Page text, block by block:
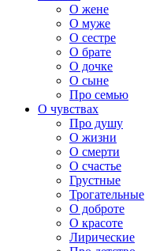
О жене
О муже
О сестре
О брате
О дочке
О сыне
Про семью
О чувствах
Про душу
О жизни
О смерти
О счастье
Грустные
Трогательные
О доброте
О красоте
Лирические